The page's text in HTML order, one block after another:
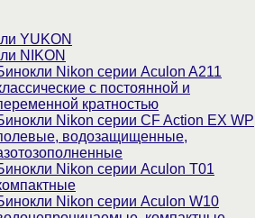
YUKON
NIKON
Nikon серии Aculon A211
с постоянной и
кратностью
Nikon серии СF Action EX WP
водозащищенные,
Nikon серии Aculon T01
Nikon серии Aculon W10